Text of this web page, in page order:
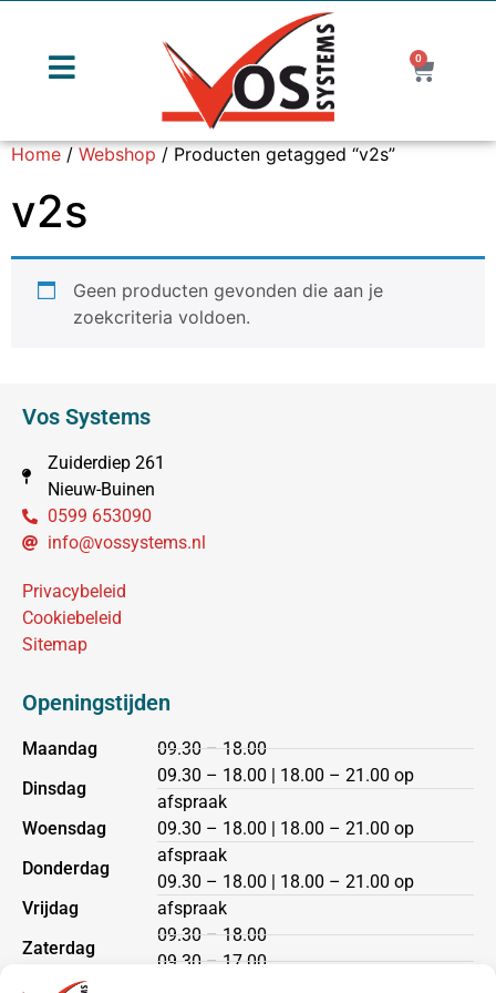
0
Home/Webshop/ Producten getagged “v2s”
v2s
Geen producten gevonden die aan je
zoekcriteria voldoen.
Vos Systems
Zuiderdiep 261
Nieuw-Buinen
0599 653090
info@vossystems.nl
Privacybeleid
Cookiebeleid
Sitemap
Openingstijden
Maandag
Dinsdag
Woensdag
Donderdag
Vrijdag
Zaterdag
Zondag
09.30 – 18.00
09.30 – 18.00 | 18.00 – 21.00 op
afspraak
09.30 – 18.00 | 18.00 – 21.00 op
afspraak
09.30 – 18.00 | 18.00 – 21.00 op
afspraak
09.30 – 18.00
09.30 – 17.00